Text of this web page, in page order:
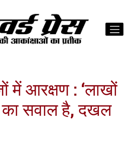
में आरक्षण : ‘लाखों
सवाल है, दखल